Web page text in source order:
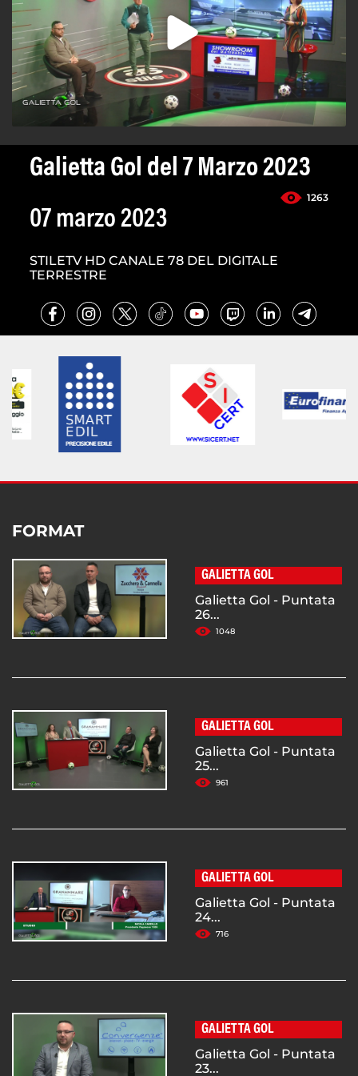
Galietta Gol del 7 Marzo 2023
1263
07 marzo 2023
STILETV HD CANALE 78 DEL DIGITALE
TERRESTRE
FORMAT
GALIETTA GOL
Galietta Gol - Puntata
26...
1048
GALIETTA GOL
Galietta Gol - Puntata
25...
961
GALIETTA GOL
Galietta Gol - Puntata
24...
716
GALIETTA GOL
Galietta Gol - Puntata
23...